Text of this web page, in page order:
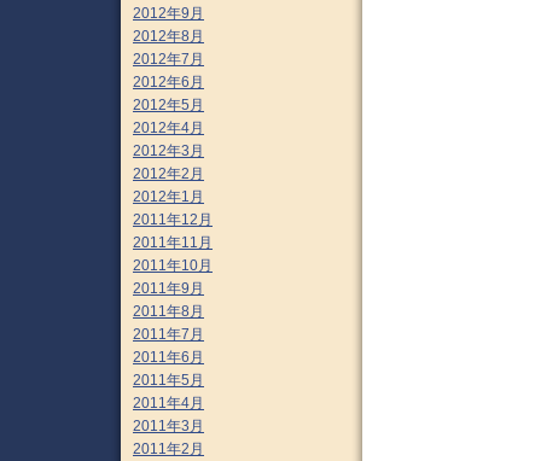
2012年9月
2012年8月
2012年7月
2012年6月
2012年5月
2012年4月
2012年3月
2012年2月
2012年1月
2011年12月
2011年11月
2011年10月
2011年9月
2011年8月
2011年7月
2011年6月
2011年5月
2011年4月
2011年3月
2011年2月